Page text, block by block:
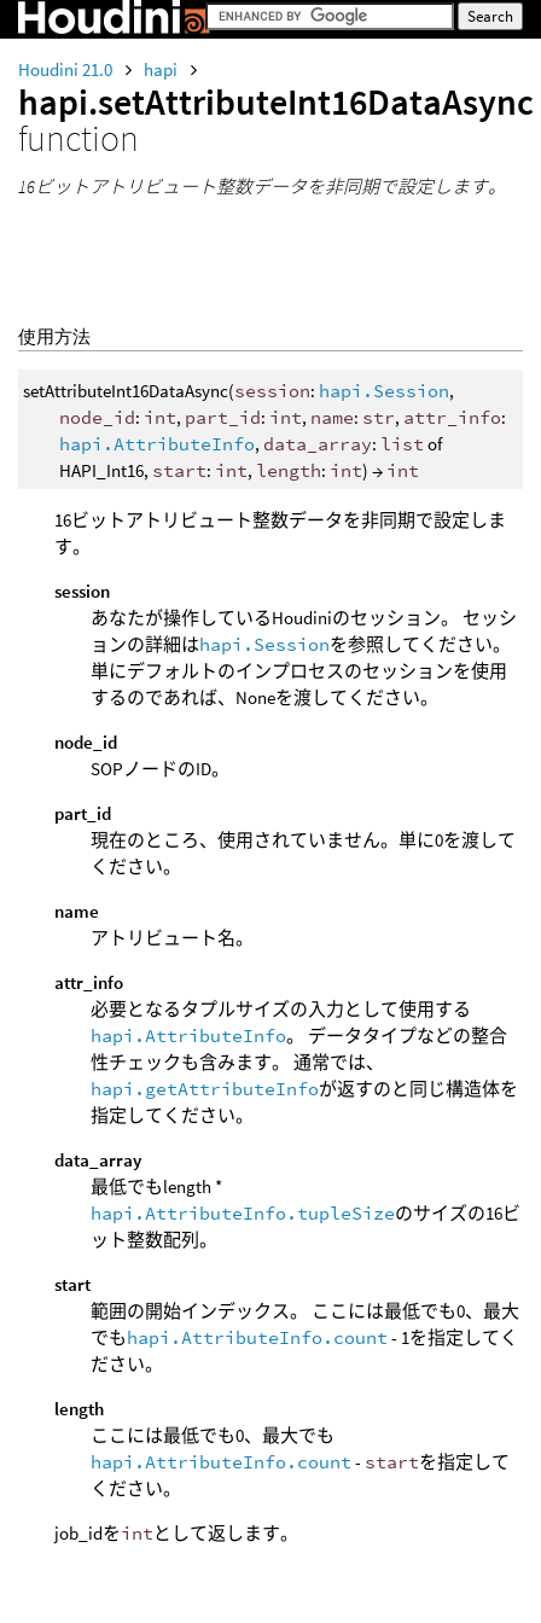
Houdini 21.0 hapi
hapi.setAttributeInt16DataAsync
function
16ビットアトリビュート整数データを非同期で設定します。
使用方法
setAttributeInt16DataAsync(session: hapi.Session,
node_id: int, part_id: int, name: str, attr_info:
hapi.AttributeInfo, data_array: list of
HAPI_Int16, start: int, length: int) → int
16ビットアトリビュート整数データを非同期で設定しま
す。
session
あなたが操作しているHoudiniのセッション。 セッシ
ョンの詳細はhapi.Sessionを参照してください。
単にデフォルトのインプロセスのセッションを使用
するのであれば、Noneを渡してください。
node_id
SOPノードのID。
part_id
現在のところ、使用されていません。単に0を渡して
ください。
name
アトリビュート名。
attr_info
必要となるタプルサイズの入力として使用する
hapi.AttributeInfo。 データタイプなどの整合
性チェックも含みます。 通常では、
hapi.getAttributeInfoが返すのと同じ構造体を
指定してください。
data_array
最低でもlength *
hapi.AttributeInfo.tupleSizeのサイズの16ビ
ット整数配列。
start
範囲の開始インデックス。 ここには最低でも0、最大
でもhapi.AttributeInfo.count - 1を指定してく
ださい。
length
ここには最低でも0、最大でも
hapi.AttributeInfo.count - startを指定して
ください。
job_idをintとして返します。